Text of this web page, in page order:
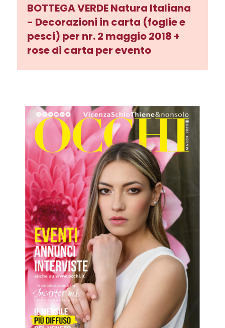
BOTTEGA VERDE Natura Italiana
- Decorazioni in carta (foglie e
pesci) per nr. 2 maggio 2018 +
rose di carta per evento